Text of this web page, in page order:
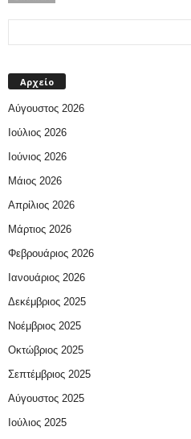
Αρχείο
Αύγουστος 2026
Ιούλιος 2026
Ιούνιος 2026
Μάιος 2026
Απρίλιος 2026
Μάρτιος 2026
Φεβρουάριος 2026
Ιανουάριος 2026
Δεκέμβριος 2025
Νοέμβριος 2025
Οκτώβριος 2025
Σεπτέμβριος 2025
Αύγουστος 2025
Ιούλιος 2025